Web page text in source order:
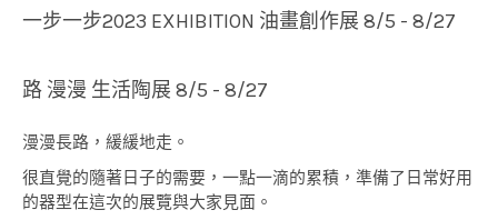
一步一步2023 EXHIBITION 油畫創作展 8/5 - 8/27
路 漫漫 生活陶展 8/5 - 8/27
漫漫長路，緩緩地走。
很直覺的隨著日子的需要，一點一滴的累積，準備了日常好用
的器型在這次的展覽與大家見面。